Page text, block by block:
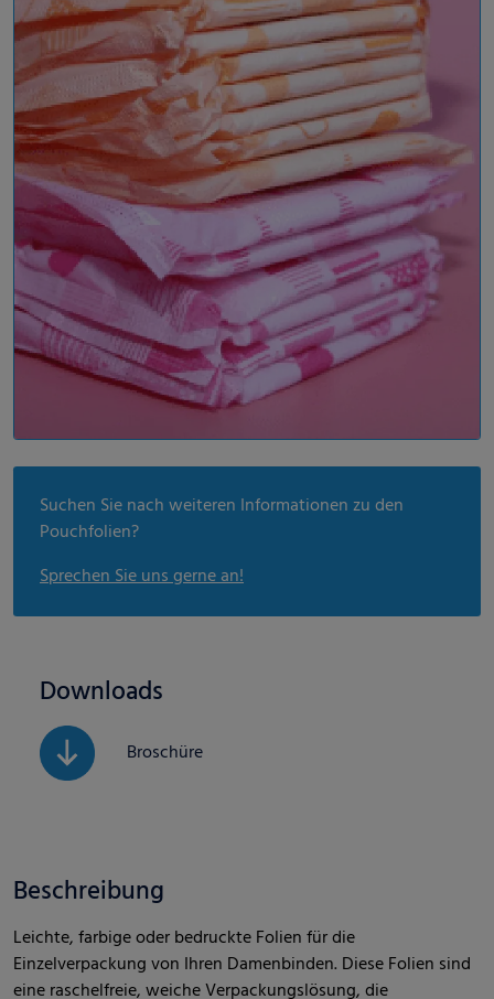
Suchen Sie nach weiteren Informationen zu den
Pouchfolien?
Sprechen Sie uns gerne an!
Downloads
Broschüre
Beschreibung
Leichte, farbige oder bedruckte Folien für die
Einzelverpackung von Ihren Damenbinden. Diese Folien sind
eine raschelfreie, weiche Verpackungslösung, die